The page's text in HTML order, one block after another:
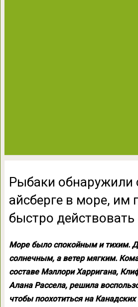
Рыбаки обнаружили
айсберге в море, им
быстро действовать
Море было спокойным и тихим.
солнечным, а ветер мягким.
составе Мэллори Харригана,
Алана Рассела, решила
чтобы поохотиться на